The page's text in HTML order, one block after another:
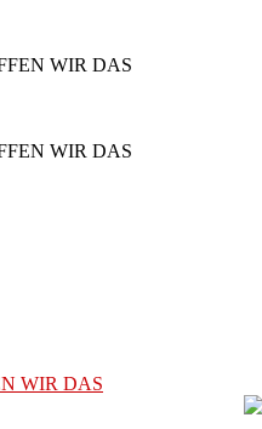
WIR DAS
WIR DAS